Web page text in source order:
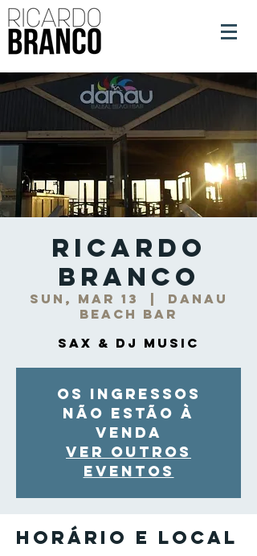
Ricardo
Branco
Sun, Mar 13
DANAU
Beach Bar
Sax & DJ Music
Os ingressos
não estão à
venda
Ver outros
eventos
Horário e local